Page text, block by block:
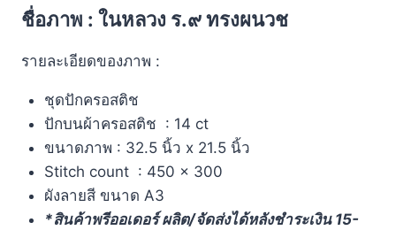
ชื่อภาพ : ในหลวง ร.๙ ทรงผนวช
รายละเอียดของภาพ :
ชุดปักครอสติช
ปักบนผ้าครอสติช : 14 ct
ขนาดภาพ : 32.5 นิ้ว x 21.5 นิ้ว
Stitch count : 450 x 300
ผังลายสี ขนาด A3
*สินค้าพรีออเดอร์ ผลิต/จัดส่งได้หลังชำระเงิน 15-